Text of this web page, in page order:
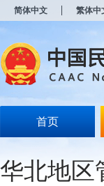
简体中文 繁体中
首页
华北地区
开
无
障
说
Alt
加